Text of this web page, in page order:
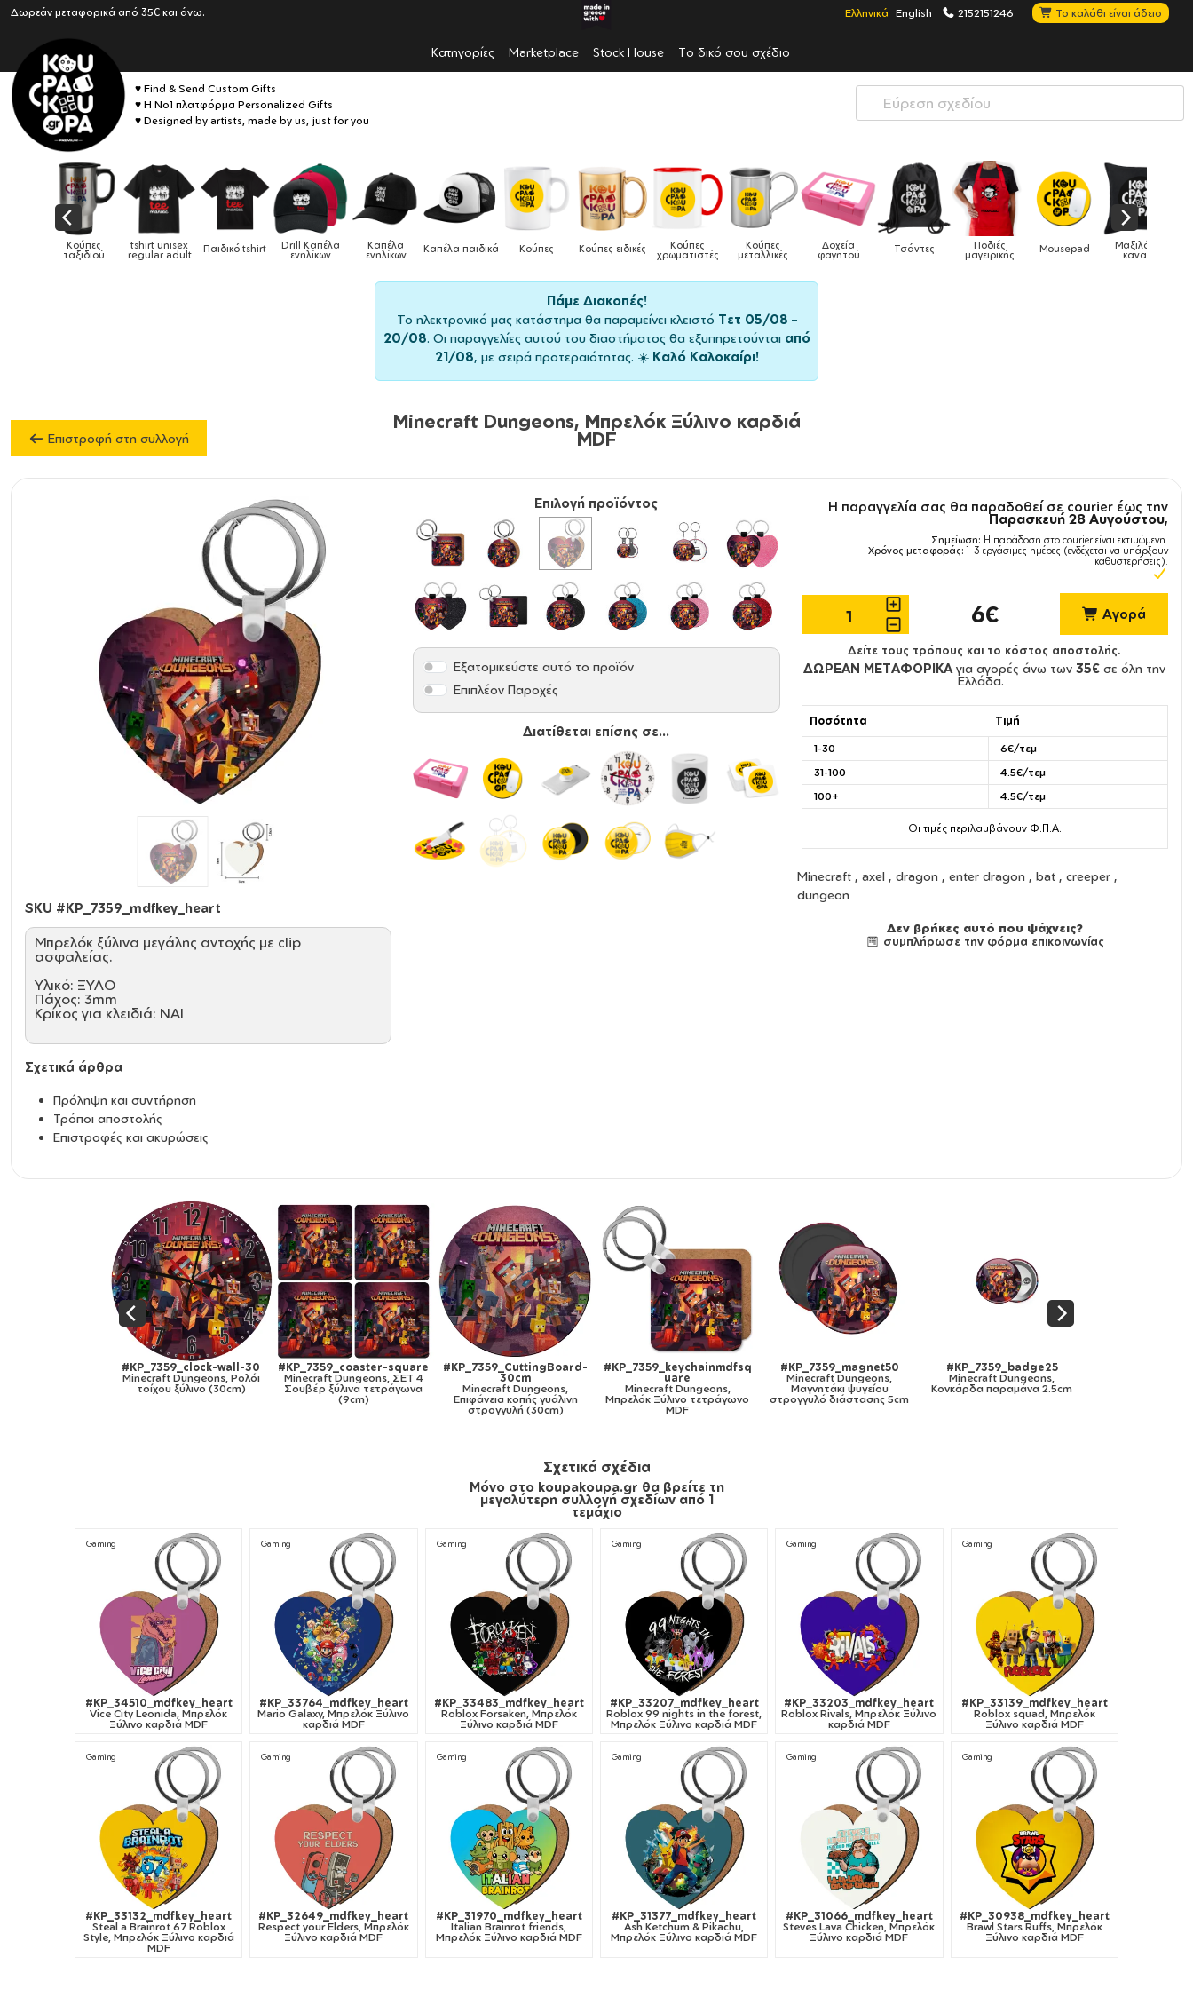
Δωρεάν μεταφορικά από 35€ και άνω. Ελληνικά English 2152151246 Το καλάθι είναι άδειο
Κατηγορίες Marketplace Stock House Το δικό σου σχέδιο
♥ Find & Send Custom Gifts
♥ Η No1 πλατφόρμα Personalized Gifts
♥ Designed by artists, made by us, just for you
Παιδικό tshirt Drill Καπέλα
ενηλίκων
Καπέλα
ενηλίκων Καπέλα παιδικά Κούπες Κούπες ειδικές Κούπες
χρωματιστές
Κούπες
μεταλλικές
Δοχεία
φαγητού Τσάντες μαγειρικής Mousepad Μαξιλάρια
καναπέ Phone Holders Ρολόγια
Πάμε Διακοπές!
Το ηλεκτρονικό μας κατάστημα θα παραμείνει κλειστό Τετ 05/08 –
20/08. Οι παραγγελίες αυτού του διαστήματος θα εξυπηρετούνται από
21/08, με σειρά προτεραιότητας. ☀️ Καλό Καλοκαίρι!
Επιστροφή στη συλλογή
Minecraft Dungeons, Μπρελόκ Ξύλινο καρδιά
MDF
SKU #KP_7359_mdfkey_heart
Μπρελόκ ξύλινα μεγάλης αντοχής με clip
ασφαλείας.
Υλικό: ΞΥΛΟ
Πάχος: 3mm
Κρίκος για κλειδιά: ΝΑΙ
Σχετικά άρθρα
Πρόληψη και συντήρηση
Τρόποι αποστολής
Επιστροφές και ακυρώσεις
Επιλογή προϊόντος
Εξατομικεύστε αυτό το προϊόν
Επιπλέον Παροχές
Διατίθεται επίσης σε...
Η παραγγελία σας θα παραδοθεί σε courier έως την
Παρασκευή 28 Αυγούστου,
Σημείωση: Η παράδοση στο courier είναι εκτιμώμενη.
Χρόνος μεταφοράς: 1–3 εργάσιμες ημέρες (ενδέχεται να υπάρξουν
καθυστερήσεις).
6€ Αγορά
Δείτε τους τρόπους και το κόστος αποστολής.
ΔΩΡΕΑΝ ΜΕΤΑΦΟΡΙΚΑ για αγορές άνω των35€ σε όλη την
Ελλάδα.
Ποσότητα Τιμή
1-30
6€/τεμ
31-100
4.5€/τεμ
100+
4.5€/τεμ
Οι τιμές περιλαμβάνουν Φ.Π.Α.
Minecraft , axel , dragon , enter dragon , bat , creeper ,
dungeon
Δεν βρήκες αυτό που ψάχνεις?
συμπλήρωσε την φόρμα επικοινωνίας
square
#KP_7359_CuttingBoard-
30cm
Minecraft Dungeons,
Επιφάνεια κοπής γυάλινη
#KP_7359_keychainmdfsq
uare
Minecraft Dungeons,
Μπρελόκ Ξύλινο τετράγωνο
MDF
#KP_7359_magnet50
Minecraft Dungeons,
Μαγνητάκι ψυγείου
στρογγυλό διάστασης 5cm
#KP_7359_badge25
Minecraft Dungeons,
Κονκάρδα παραμάνα 2.5cm
#KP_7359_facemaskBig
ΜάσκαMinecraft Dungeons,
Μάσκα υφασμάτινη Ενηλίκων
πολλαπλών στρώσεων με
υποδοχή φίλτρου
Σχετικά σχέδια
Μόνο στο koupakoupa.gr θα βρείτε τη
μεγαλύτερη συλλογή σχεδίων από 1
τεμάχιο
Gaming
#KP_34510_mdfkey_heart
Vice City Leonida, Μπρελόκ
Ξύλινο καρδιά MDF
Gaming
#KP_33764_mdfkey_heart
Mario Galaxy, Μπρελόκ Ξύλινο
καρδιά MDF
Gaming
#KP_33483_mdfkey_heart
Roblox Forsaken, Μπρελόκ
Ξύλινο καρδιά MDF
Gaming
#KP_33207_mdfkey_heart
Roblox 99 nights in the forest,
Μπρελόκ Ξύλινο καρδιά MDF
Gaming
#KP_33203_mdfkey_heart
Roblox Rivals, Μπρελόκ Ξύλινο
καρδιά MDF
Gaming
#KP_33139_mdfkey_heart
Roblox squad, Μπρελόκ
Ξύλινο καρδιά MDF
Gaming
#KP_33132_mdfkey_heart
Steal a Brainrot 67 Roblox
Style, Μπρελόκ Ξύλινο καρδιά
MDF
Gaming
#KP_32649_mdfkey_heart
Respect your Elders, Μπρελόκ
Ξύλινο καρδιά MDF
Gaming
#KP_31970_mdfkey_heart
Italian Brainrot friends,
Μπρελόκ Ξύλινο καρδιά MDF
Gaming
#KP_31377_mdfkey_heart
Ash Ketchum & Pikachu,
Μπρελόκ Ξύλινο καρδιά MDF
Gaming
#KP_31066_mdfkey_heart
Steves Lava Chicken, Μπρελόκ
Ξύλινο καρδιά MDF
Gaming
#KP_30938_mdfkey_heart
Brawl Stars Ruffs, Μπρελόκ
Ξύλινο καρδιά MDF